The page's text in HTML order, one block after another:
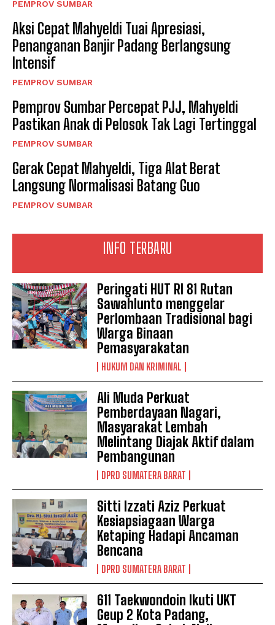
INFO TERBARU
Peringati HUT RI 81 Rutan
Sawahlunto menggelar
Perlombaan Tradisional bagi
Warga Binaan
Pemasyarakatan
HUKUM DAN KRIMINAL
Ali Muda Perkuat
Pemberdayaan Nagari,
Masyarakat Lembah
Melintang Diajak Aktif dalam
Pembangunan
DPRD SUMATERA BARAT
Sitti Izzati Aziz Perkuat
Kesiapsiagaan Warga
Ketaping Hadapi Ancaman
Bencana
DPRD SUMATERA BARAT
611 Taekwondoin Ikuti UKT
Geup 2 Kota Padang,
PEMPROV SUMBAR
Aksi Cepat Mahyeldi Tuai Apresiasi,
Penanganan Banjir Padang Berlangsung
Intensif
PEMPROV SUMBAR
Pemprov Sumbar Percepat PJJ, Mahyeldi
Pastikan Anak di Pelosok Tak Lagi Tertinggal
PEMPROV SUMBAR
Gerak Cepat Mahyeldi, Tiga Alat Berat
Langsung Normalisasi Batang Guo
PEMPROV SUMBAR